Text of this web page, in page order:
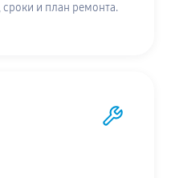
и план ремонта.